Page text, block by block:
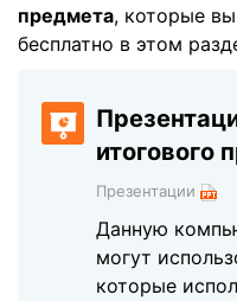
предмета, которые
бесплатно в этом
итогового
Презентации
Данную
могут
которые